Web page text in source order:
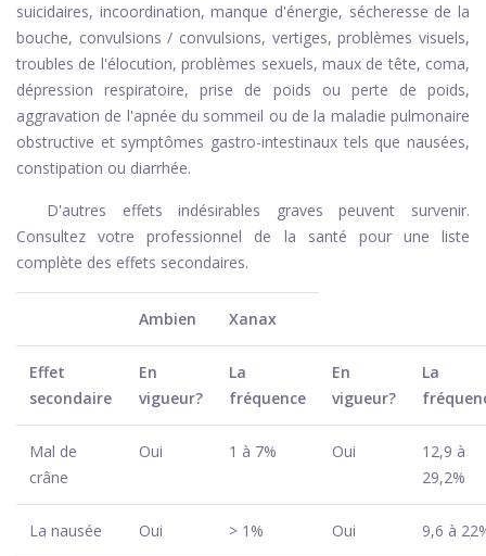
suicidaires, incoordination, manque d'énergie, sécheresse de la
bouche, convulsions / convulsions, vertiges, problèmes visuels,
troubles de l'élocution, problèmes sexuels, maux de tête, coma,
dépression respiratoire, prise de poids ou perte de poids,
aggravation de l'apnée du sommeil ou de la maladie pulmonaire
obstructive et symptômes gastro-intestinaux tels que nausées,
constipation ou diarrhée.
D'autres effets indésirables graves peuvent survenir.
Consultez votre professionnel de la santé pour une liste
complète des effets secondaires.
Ambien Xanax
Effet
secondaire
En
vigueur?
La
fréquence
En
vigueur?
La
Mal de
crâne
Oui 1 à 7% Oui
12,9 à
29,2%
La nausée Oui > 1% Oui 9,6 à